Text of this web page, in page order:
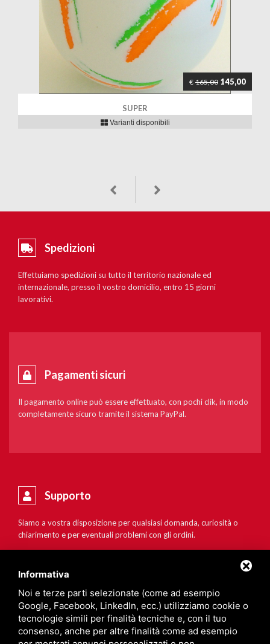
€ 165,00 145,00
SUPER
Varianti disponibili
Spedizioni
Effettuiamo spedizioni su tutto il territorio nazionale ed
internazionale, presso il vostro domicilio, entro 15 giorni
lavorativi.
Pagamenti sicuri
Il pagamento online può essere effettuato, con pochi clik, in modo
completamente sicuro tramite il sistema PayPal.
Supporto
Siamo a vostra disposizione per qualsiasi domanda, curiosità o
chiarimento e per eventuali problemi con gli ordini.
Informativa
Noi e terze parti selezionate (come ad esempio
Google, Facebook, LinkedIn, ecc.) utilizziamo cookie o
tecnologie simili per finalità tecniche e, con il tuo
consenso, anche per altre finalità come ad esempio